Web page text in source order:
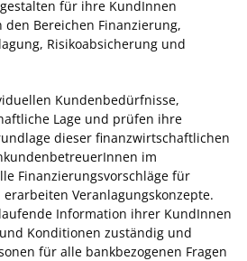
für ihre KundInnen
Bereichen Finanzierung,
Risikoabsicherung und
Kundenbedürfnisse,
Lage und prüfen ihre
dieser finanzwirtschaftlichen
im
Finanzierungsvorschläge für
Veranlagungskonzepte.
Information ihrer KundInnen
Konditionen zuständig und
für alle bankbezogenen Fragen